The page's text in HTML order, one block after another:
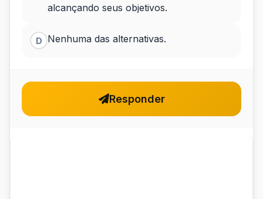
alcançando seus objetivos.
D Nenhuma das alternativas.
Responder